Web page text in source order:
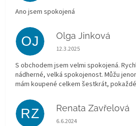
Ano jsem spokojená
OJ Olga Jinková
Hodnocení obchodu je 5 z
12.3.2025
S obchodem jsem velmi spokojená.
nádherné, velká spokojenost. Můžu
mám koupené celkem šestkrát,
RZ Renata Zavřelová
Hodnocení obchodu je 5 z
6.6.2024